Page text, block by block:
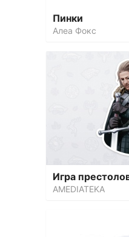
Пинки
Алеа Фокс
Игра
AMEDIATEKA